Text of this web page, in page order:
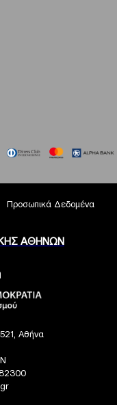
Προσωπικά Δεδομένα
ΑΘΗΝΩΝ
Αθήνα